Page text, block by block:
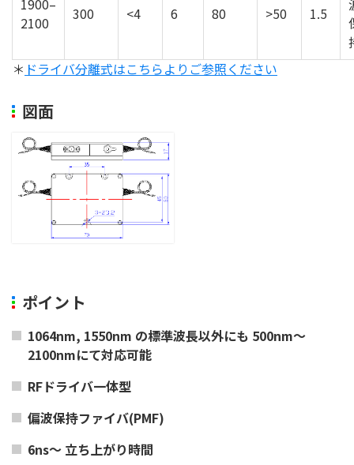
2100
300 <4 6 80 >50 1.5
＊ ドライバ分離式はこちらよりご参照ください
図面
ポイント
1064nm, 1550nm の標準波長以外にも 500nm～
2100nmにて対応可能
RFドライバ一体型
偏波保持ファイバ(PMF)
6ns～ 立ち上がり時間